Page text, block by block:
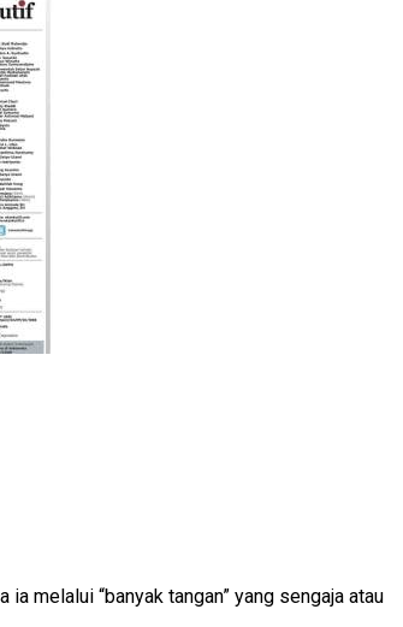
melalui “banyak tangan” yang sengaja atau